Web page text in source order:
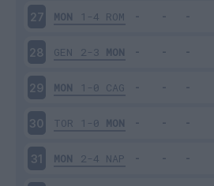
27 MON 1-4 ROM
28 GEN 2-3 MON
29 MON 1-0 CAG
30 TOR 1-0 MON
31 MON 2-4 NAP